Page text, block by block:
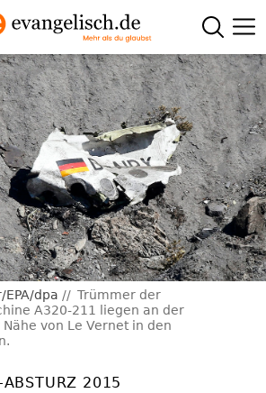
dpa
Trümmer der
A320-211 liegen an der
von Le Vernet in den
ABSTURZ 2015